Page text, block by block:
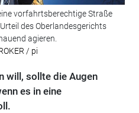
vorfahrtsberechtige Straße
des Oberlandesgerichts
agieren.
/ pi
will, sollte die Augen
es in eine